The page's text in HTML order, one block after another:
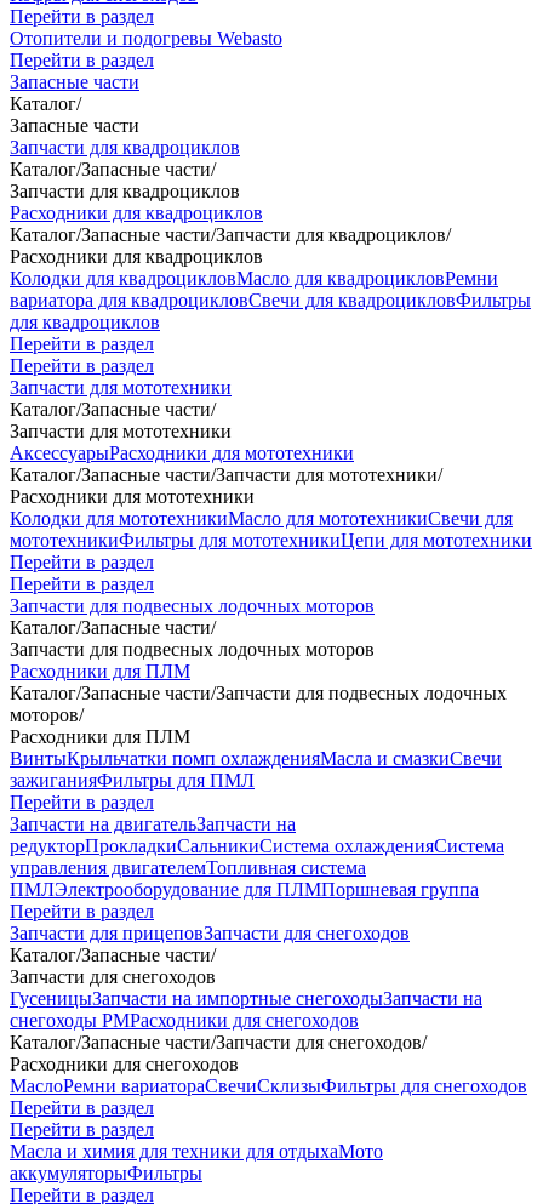
Перейти в раздел
Отопители и подогревы Webasto
Перейти в раздел
Запасные части
Каталог/
Запасные части
Запчасти для квадроциклов
Каталог/Запасные части/
Запчасти для квадроциклов
Расходники для квадроциклов
Каталог/Запасные части/Запчасти для квадроциклов/
Расходники для квадроциклов
Колодки для квадроцикловМасло для квадроцикловРемни
вариатора для квадроцикловСвечи для квадроцикловФильтры
для квадроциклов
Перейти в раздел
Перейти в раздел
Запчасти для мототехники
Каталог/Запасные части/
Запчасти для мототехники
АксессуарыРасходники для мототехники
Каталог/Запасные части/Запчасти для мототехники/
Расходники для мототехники
Колодки для мототехникиМасло для мототехникиСвечи для
мототехникиФильтры для мототехникиЦепи для мототехники
Перейти в раздел
Перейти в раздел
Запчасти для подвесных лодочных моторов
Каталог/Запасные части/
Запчасти для подвесных лодочных моторов
Расходники для ПЛМ
Каталог/Запасные части/Запчасти для подвесных лодочных
моторов/
Расходники для ПЛМ
ВинтыКрыльчатки помп охлажденияМасла и смазкиСвечи
зажиганияФильтры для ПМЛ
Перейти в раздел
Запчасти на двигательЗапчасти на
редукторПрокладкиСальникиСистема охлажденияСистема
управления двигателемТопливная система
ПМЛЭлектрооборудование для ПЛМПоршневая группа
Перейти в раздел
Запчасти для прицеповЗапчасти для снегоходов
Каталог/Запасные части/
Запчасти для снегоходов
ГусеницыЗапчасти на импортные снегоходыЗапчасти на
снегоходы РМРасходники для снегоходов
Каталог/Запасные части/Запчасти для снегоходов/
Расходники для снегоходов
МаслоРемни вариатораСвечиСклизыФильтры для снегоходов
Перейти в раздел
Перейти в раздел
Масла и химия для техники для отдыхаМото
аккумуляторыФильтры
Перейти в раздел